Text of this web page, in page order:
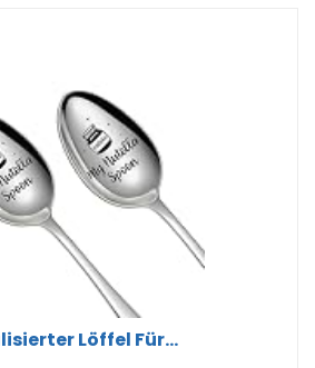
Löffel Für...